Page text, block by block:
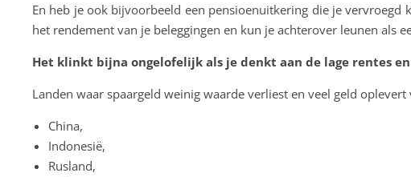
En heb je ook bijvoorbeeld een pensioenuitkering die je
het rendement van je beleggingen en kun je achterover leunen als
Het klinkt bijna ongelofelijk als je denkt aan de lage rentes
Landen waar spaargeld weinig waarde verliest en veel geld
China,
Indonesië,
Rusland,